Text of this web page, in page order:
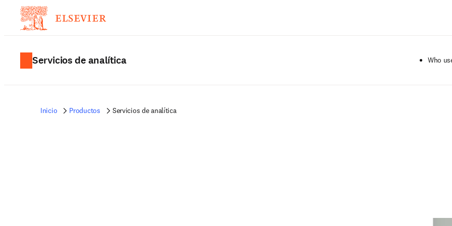
Servicios de analítica Who
Inicio Productos Servicios de analítica